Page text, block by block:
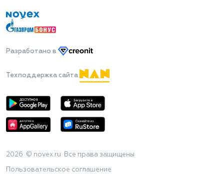
Разработано в
Техподдержка сайта
2026 © novex.ru. Все права защищены
Пользовательское соглашение